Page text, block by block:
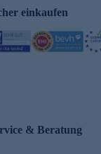
einkaufen
& Beratung